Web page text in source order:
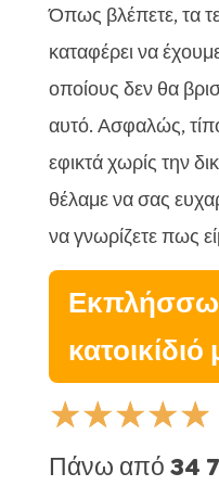
Όπως βλέπετε, τα
καταφέρει να
οποίους δεν θα
αυτό. Ασφαλώς,
εφικτά χωρίς την
θέλαμε να σας
να γνωρίζετε πως
Εκπλήσσω
κατοικίδιό
☆☆☆☆☆
Πάνω από 34